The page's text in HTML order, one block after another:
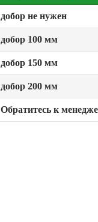
добор не нужен
добор 100 мм
добор 150 мм
добор 200 мм
Обратитесь к